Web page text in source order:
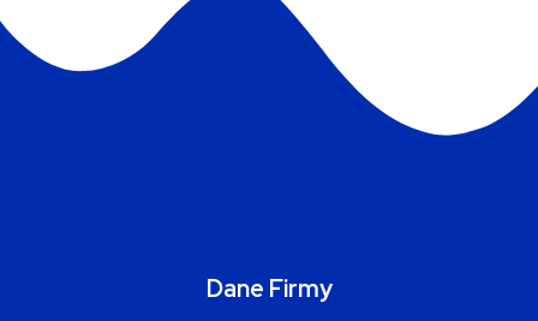
Dane Firmy